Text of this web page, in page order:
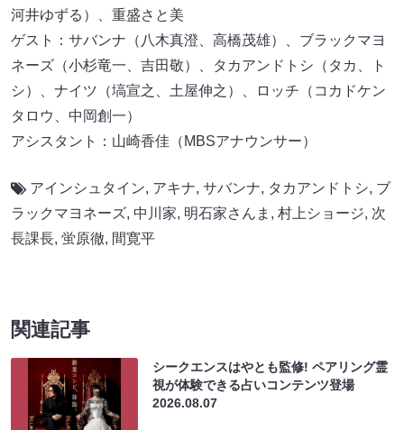
河井ゆずる）、重盛さと美
ゲスト：サバンナ（八木真澄、高橋茂雄）、ブラックマヨ
ネーズ（小杉竜一、吉田敬）、タカアンドトシ（タカ、ト
シ）、ナイツ（塙宣之、土屋伸之）、ロッチ（コカドケン
タロウ、中岡創一）
アシスタント：山崎香佳（MBSアナウンサー）
アインシュタイン, アキナ, サバンナ, タカアンドトシ, ブ
ラックマヨネーズ, 中川家, 明石家さんま , 村上ショージ, 次
長課長, 蛍原徹, 間寛平
関連記事
シークエンスはやとも監修! ペアリング霊
視が体験できる占いコンテンツ登場
2026.08.07